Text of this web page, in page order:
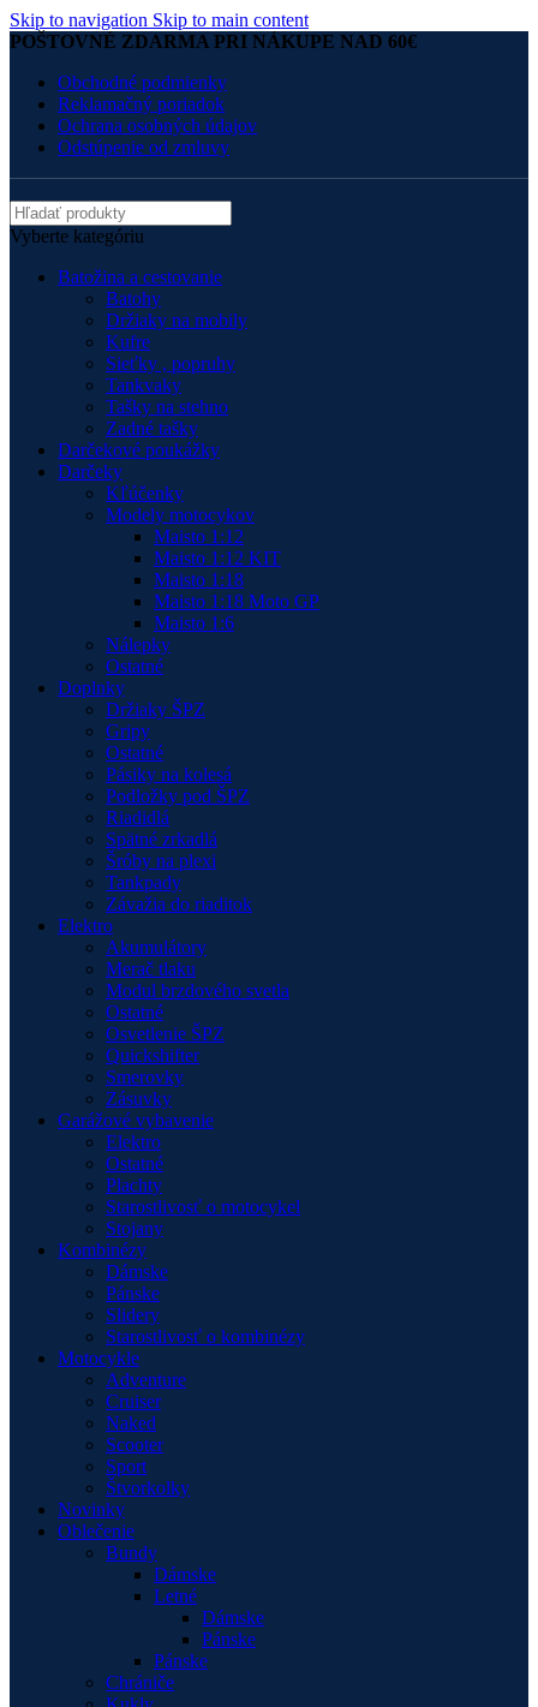
Skip to navigation Skip to main content
POŠTOVNÉ ZDARMA PRI NÁKUPE NAD 60€
Obchodné podmienky
Reklamačný poriadok
Ochrana osobných údajov
Odstúpenie od zmluvy
Vyberte kategóriu
Batožina a cestovanie
Batohy
Držiaky na mobily
Kufre
Sieťky , popruhy
Tankvaky
Tašky na stehno
Zadné tašky
Darčekové poukážky
Darčeky
Kľúčenky
Modely motocykov
Maisto 1:12
Maisto 1:12 KIT
Maisto 1:18
Maisto 1:18 Moto GP
Maisto 1:6
Nálepky
Ostatné
Doplnky
Držiaky ŠPZ
Gripy
Ostatné
Pásiky na kolesá
Podložky pod ŠPZ
Riadidlá
Spätné zrkadlá
Šróby na plexi
Tankpady
Závažia do riaditok
Elektro
Akumulátory
Merač tlaku
Modul brzdového svetla
Ostatné
Osvetlenie ŠPZ
Quickshifter
Smerovky
Zásuvky
Garážové vybavenie
Elektro
Ostatné
Plachty
Starostlivosť o motocykel
Stojany
Kombinézy
Dámske
Pánske
Slidery
Starostlivosť o kombinézy
Motocykle
Adventure
Cruiser
Naked
Scooter
Sport
Štvorkolky
Novinky
Oblečenie
Bundy
Dámske
Letné
Dámske
Pánske
Pánske
Chrániče